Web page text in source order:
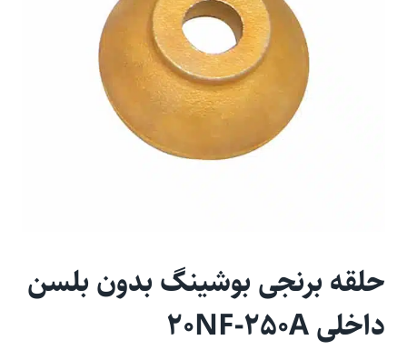
حلقه برنجی بوشینگ بدون بلسن
داخلی 20NF-250A